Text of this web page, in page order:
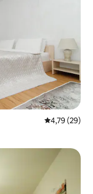
4,79 (29)